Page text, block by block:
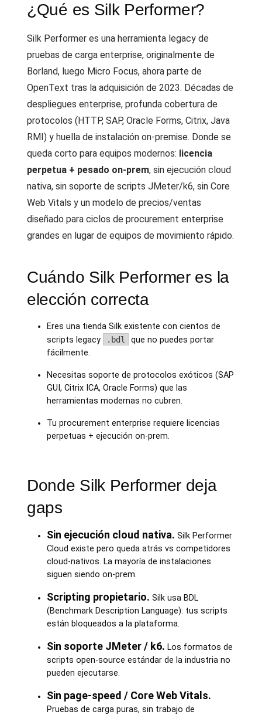
¿Qué es Silk Performer?
Silk Performer es una herramienta legacy de
pruebas de carga enterprise, originalmente de
Borland, luego Micro Focus, ahora parte de
OpenText tras la adquisición de 2023. Décadas de
despliegues enterprise, profunda cobertura de
protocolos (HTTP, SAP, Oracle Forms, Citrix, Java
RMI) y huella de instalación on-premise. Donde se
queda corto para equipos modernos: licencia
perpetua + pesado on-prem, sin ejecución cloud
nativa, sin soporte de scripts JMeter/k6, sin Core
Web Vitals y un modelo de precios/ventas
diseñado para ciclos de procurement enterprise
grandes en lugar de equipos de movimiento rápido.
Cuándo Silk Performer es la
elección correcta
Eres una tienda Silk existente con cientos de
scripts legacy
.bdl
que no puedes portar
fácilmente.
Necesitas soporte de protocolos exóticos (SAP
GUI, Citrix ICA, Oracle Forms) que las
herramientas modernas no cubren.
Tu procurement enterprise requiere licencias
perpetuas + ejecución on-prem.
Donde Silk Performer deja
gaps
Sin ejecución cloud nativa. Silk Performer
Cloud existe pero queda atrás vs competidores
cloud-nativos. La mayoría de instalaciones
siguen siendo on-prem.
Scripting propietario. Silk usa BDL
(Benchmark Description Language): tus scripts
están bloqueados a la plataforma.
Sin soporte JMeter / k6. Los formatos de
scripts open-source estándar de la industria no
pueden ejecutarse.
Sin page-speed / Core Web Vitals.
Pruebas de carga puras, sin trabajo de